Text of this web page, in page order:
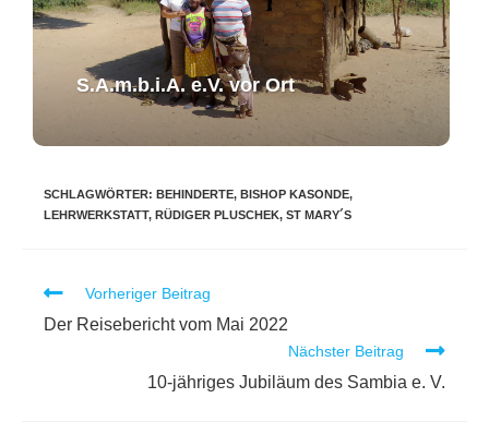
S.A.m.b.i.A. e.V. ​vor Ort​​
SCHLAGWÖRTER: BEHINDERTE, BISHOP KASONDE,
LEHRWERKSTATT, RÜDIGER PLUSCHEK, ST MARY´S
Vorheriger Beitrag
Der Reisebericht vom Mai 2022
Nächster Beitrag
10-jähriges Jubiläum des Sambia e. V.